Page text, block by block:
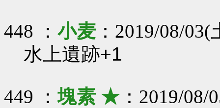
448 ：小麦 ：2019/08/
水上遺跡+1
449 ：塊素 ★：2019/08/